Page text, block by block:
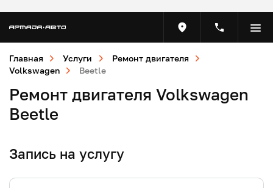
Главная Услуги
Ремонт двигателя
Volkswagen
Beetle
Ремонт двигателя Volkswagen
Beetle
Запись на услугу